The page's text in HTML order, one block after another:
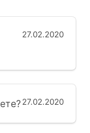
27.02.2020
27.02.2020